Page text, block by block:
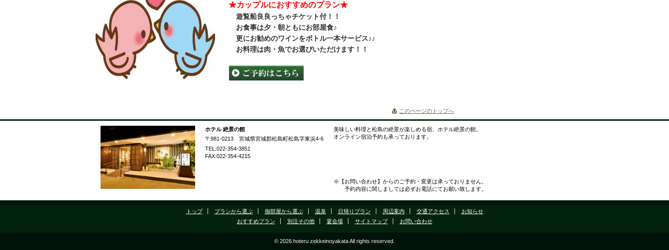
★カップルにおすすめのプラン★
遊覧船良良っちゃチケット付！！
​ お食事は夕・朝ともにお部屋食♪
​ 更にお勧めのワインをボトル一本サービス♪♪
​ お料理は肉・魚でお選びいただけます！！
このページのトップへ
ホテル 絶景の館
〒981-0213 宮城県宮城郡松島町松島字東浜4-6
TEL:022-354-3851
FAX:022-354-4215
美味しい料理と松島の絶景が楽しめる宿、ホテル絶景の館。
オンライン宿泊予約も承っております。
※【お問い合わせ】からのご予約・変更は承っておりません。
予約内容に関しましては必ずお電話にてお願い致します。
トップ プランから選ぶ 御部屋から選ぶ 温泉 日帰りプラン 周辺案内 交通アクセス
お知らせ
おすすめプラン
別注その他 宴会場 サイトマップ お問い合わせ
© 2026 hoteru zekkeinoyakata All rights reserved.